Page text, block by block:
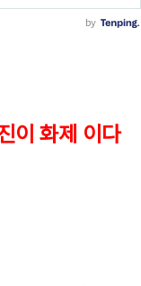
이 화제 이다